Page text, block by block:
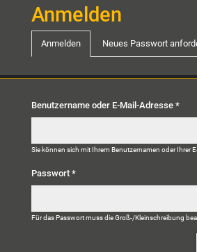
Anmelden
Haupt-Reiter
Anmelden (aktiver Reiter)
Neues Passwort
Benutzername oder E-Mail-Adresse *
Sie können sich mit Ihrem Benutzernamen oder Ihrer
Passwort *
Für das Passwort muss die Groß-/Kleinschreibung